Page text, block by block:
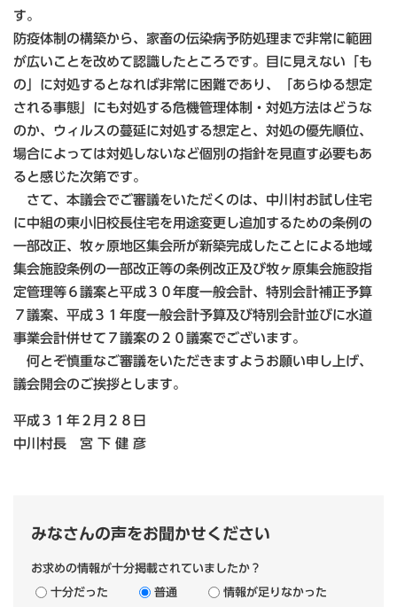
す。
防疫体制の構築から、家畜の伝染病予防処理まで非常に範囲
が広いことを改めて認識したところです。目に見えない「も
の」に対処するとなれば非常に困難であり、「あらゆる想定
される事態」にも対処する危機管理体制・対処方法はどうな
のか、ウィルスの蔓延に対処する想定と、対処の優先順位、
場合によっては対処しないなど個別の指針を見直す必要もあ
ると感じた次第です。
さて、本議会でご審議をいただくのは、中川村お試し住宅
に中組の東小旧校長住宅を用途変更し追加するための条例の
一部改正、牧ヶ原地区集会所が新築完成したことによる地域
集会施設条例の一部改正等の条例改正及び牧ヶ原集会施設指
定管理等６議案と平成３０年度一般会計、特別会計補正予算
７議案、平成３１年度一般会計予算及び特別会計並びに水道
事業会計併せて７議案の２０議案でございます。
何とぞ慎重なご審議をいただきますようお願い申し上げ、
議会開会のご挨拶とします。
平成３１年２月２８日
中川村長 宮 下 健 彦
みなさんの声をお聞かせください
お求めの情報が十分掲載されていましたか？
十分だった 普通 情報が足りなかった